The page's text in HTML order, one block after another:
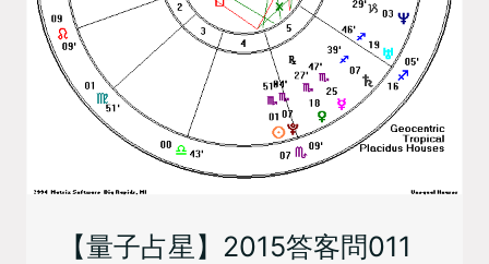
【量子占星】2015答客問011